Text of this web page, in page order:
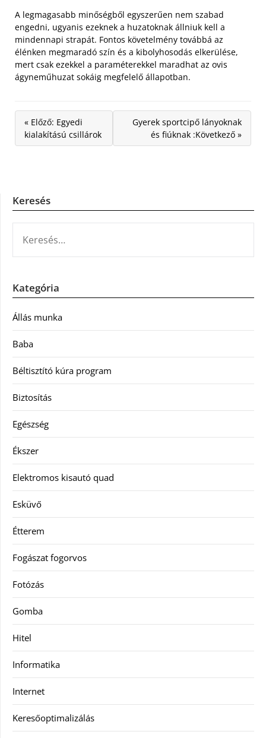
A legmagasabb minőségből egyszerűen nem szabad
engedni, ugyanis ezeknek a huzatoknak állniuk kell a
mindennapi strapát. Fontos követelmény továbbá az
élénken megmaradó szín és a kibolyhosodás elkerülése,
mert csak ezekkel a paraméterekkel maradhat az ovis
ágyneműhuzat sokáig megfelelő állapotban.
« Előző: Egyedi
kialakítású csillárok
Gyerek sportcipő lányoknak
és fiúknak :Következő »
Keresés
Kategória
Állás munka
Baba
Béltisztító kúra program
Biztosítás
Egészség
Ékszer
Elektromos kisautó quad
Esküvő
Étterem
Fogászat fogorvos
Fotózás
Gomba
Hitel
Informatika
Internet
Keresőoptimalizálás